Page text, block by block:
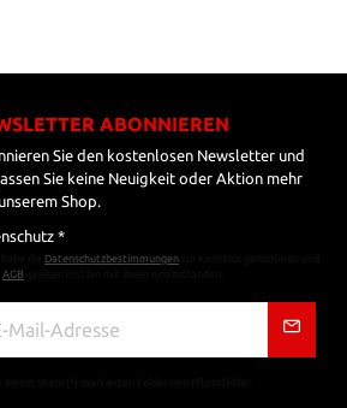
ABONNIEREN
Sie den kostenlosen Newsletter und
Sie keine Neuigkeit oder Aktion mehr
Shop.
*
Datenschutzbestimmungen
AGB